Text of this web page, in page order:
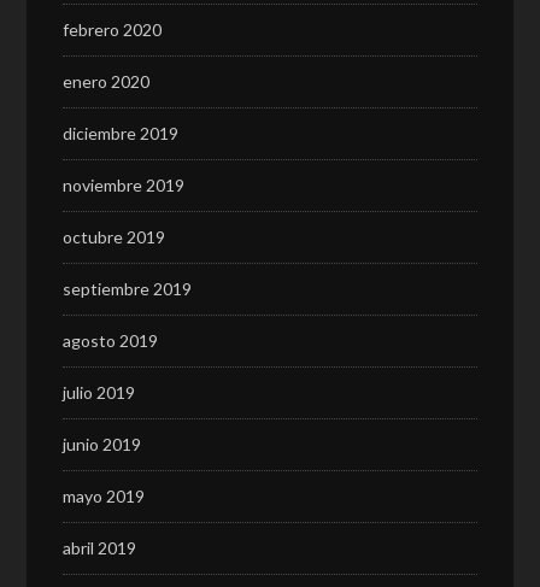
febrero 2020
enero 2020
diciembre 2019
noviembre 2019
octubre 2019
septiembre 2019
agosto 2019
julio 2019
junio 2019
mayo 2019
abril 2019